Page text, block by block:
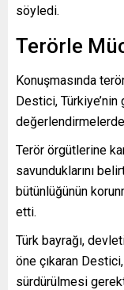
söyledi.
Terörle
Konuşmasında
Destici,
Terör örgütlerine
savunduklarını
bütünlüğünün
etti.
Türk bayrağı,
öne çıkaran
sürdürülmesi